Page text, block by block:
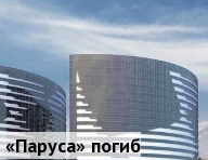
погиб